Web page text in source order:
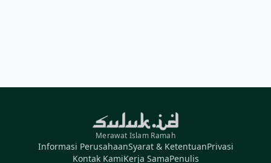
Merawat Islam Ramah
Informasi PerusahaanSyarat & KetentuanPrivasi
Kontak KamiKerja SamaPenulis